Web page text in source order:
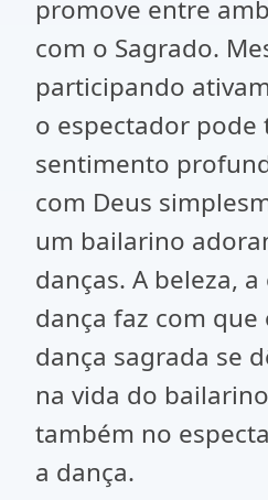
promove entre
com o Sagrado.
participando
o espectador pode
sentimento
com Deus
um bailarino
danças. A beleza,
dança faz com
dança sagrada se
na vida do
também no
a dança.